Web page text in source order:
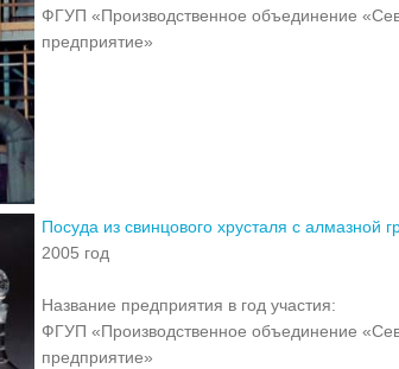
ФГУП «Производственное объединение
предприятие»
Посуда из свинцового хрусталя с алмазной
2005 год
Название предприятия в год участия:
ФГУП «Производственное объединение
предприятие»